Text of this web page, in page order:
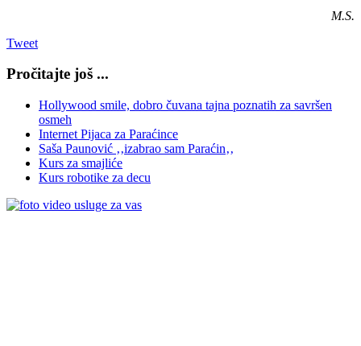
M.S.
Tweet
Pročitajte još ...
Hollywood smile, dobro čuvana tajna poznatih za savršen
osmeh
Internet Pijaca za Paraćince
Saša Paunović ‚‚izabrao sam Paraćin‚‚
Kurs za smajliće
Kurs robotike za decu